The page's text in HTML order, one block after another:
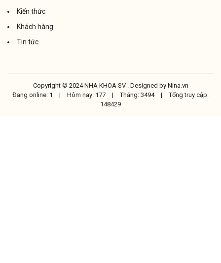
Kiến thức
Khách hàng
Tin tức
Copyright © 2024 NHA KHOA SV . Designed by Nina.vn
Đang online: 1
| Hôm nay: 177 | Tháng: 3494 |
Tổng truy cập:
148429